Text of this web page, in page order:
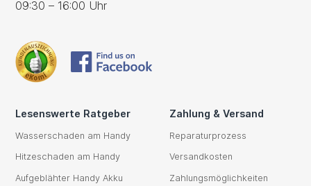
09:30 – 16:00 Uhr
Lesenswerte Ratgeber
Wasserschaden am Handy
Hitzeschaden am Handy
Aufgeblähter Handy Akku
Zahlung & Versand
Reparaturprozess
Versandkosten
Zahlungsmöglichkeiten